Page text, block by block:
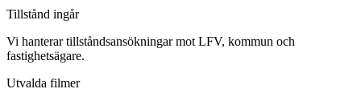
Tillstånd ingår
Vi hanterar tillståndsansökningar mot LFV, kommun och
fastighetsägare.
Utvalda filmer